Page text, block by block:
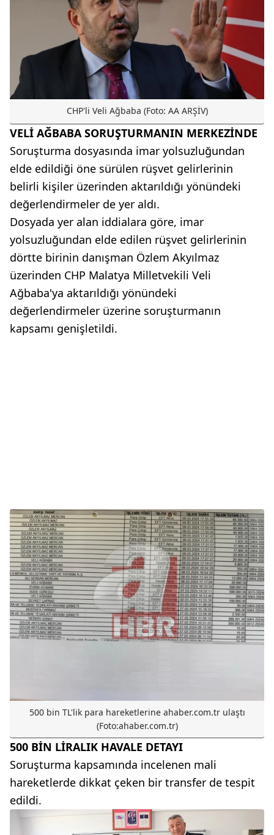
CHP'li Veli Ağbaba (Foto: AA ARŞİV)
VELİ AĞBABA SORUŞTURMANIN MERKEZİNDE
Soruşturma dosyasında imar yolsuzluğundan
elde edildiği öne sürülen rüşvet gelirlerinin
belirli kişiler üzerinden aktarıldığı yönündeki
değerlendirmeler de yer aldı.
Dosyada yer alan iddialara göre, imar
yolsuzluğundan elde edilen rüşvet gelirlerinin
dörtte birinin danışman Özlem Akyılmaz
üzerinden CHP Malatya Milletvekili Veli
Ağbaba'ya aktarıldığı yönündeki
değerlendirmeler üzerine soruşturmanın
kapsamı genişletildi.
500 bin TL'lik para hareketlerine ahaber.com.tr ulaştı
(Foto:ahaber.com.tr)
500 BİN LİRALIK HAVALE DETAYI
Soruşturma kapsamında incelenen mali
hareketlerde dikkat çeken bir transfer de tespit
edildi.